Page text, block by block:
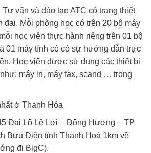
vấn và đào tạo ATC có trang thiết
đại. Mỗi phòng học có trên 20 bộ máy
học viên thực hành riêng trên 01 bộ
01 máy tính có có sự hướng dẫn trực
Học viên được sử dụng các thiết bị
máy in, máy fax, scand … trong
ở Thanh Hóa
Đại Lộ Lê Lợi – Đông Hương – TP
Bưu Điện tỉnh Thanh Hoá 1km về
đi BigC).